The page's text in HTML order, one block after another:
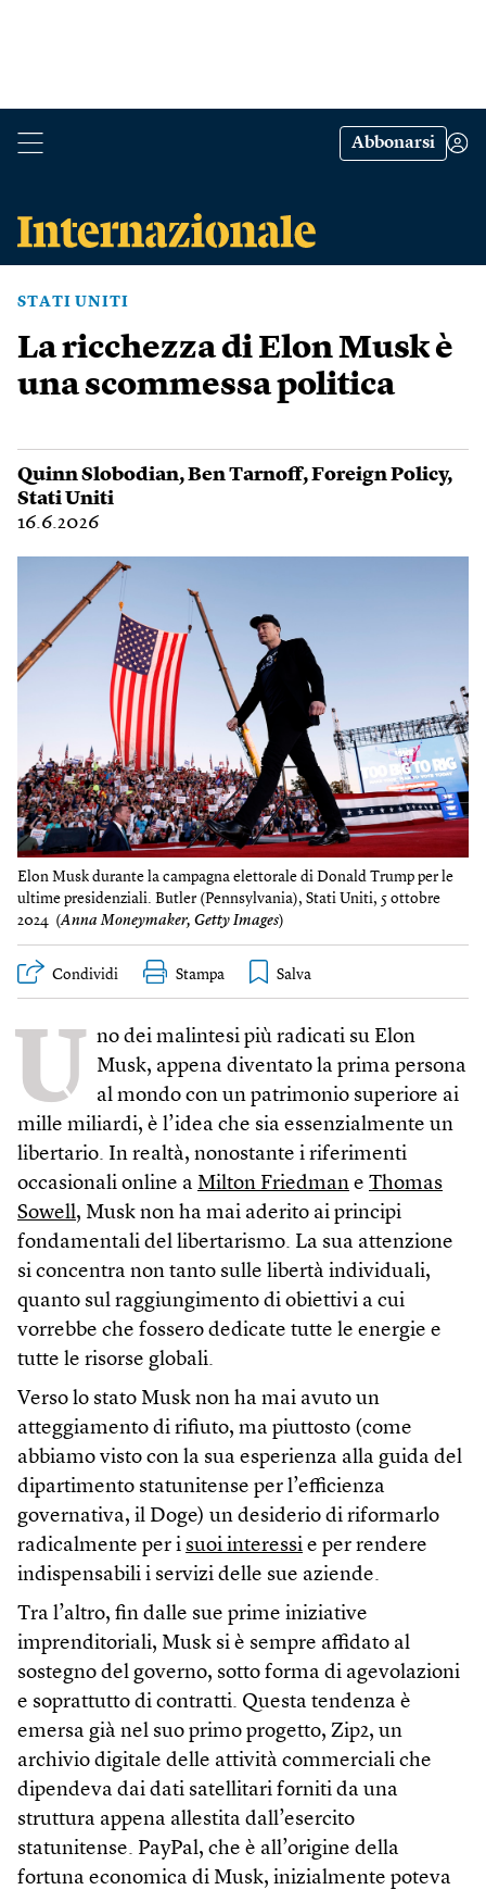
Abbonarsi
STATI UNITI
La ricchezza di Elon Musk è
una scommessa politica
Quinn Slobodian,Ben Tarnoff,Foreign Policy,
Stati Uniti
16.6.2026
Elon Musk durante la campagna elettorale di Donald Trump per le
ultime presidenziali. Butler (Pennsylvania), Stati Uniti, 5 ottobre
2024 (Anna Moneymaker, Getty Images)
Condividi Stampa
U no dei malintesi più radicati su Elon
Musk, appena diventato la prima persona
al mondo con un patrimonio superiore ai
mille miliardi, è l’idea che sia essenzialmente un
libertario. In realtà, nonostante i riferimenti
occasionali online a Milton Friedman e Thomas
Sowell, Musk non ha mai aderito ai principi
fondamentali del libertarismo. La sua attenzione
si concentra non tanto sulle libertà individuali,
quanto sul raggiungimento di obiettivi a cui
vorrebbe che fossero dedicate tutte le energie e
tutte le risorse globali.
Verso lo stato Musk non ha mai avuto un
atteggiamento di rifiuto, ma piuttosto (come
abbiamo visto con la sua esperienza alla guida del
dipartimento statunitense per l’efficienza
governativa, il Doge) un desiderio di riformarlo
radicalmente per i suoi interessi e per rendere
indispensabili i servizi delle sue aziende.
Tra l’altro, fin dalle sue prime iniziative
imprenditoriali, Musk si è sempre affidato al
sostegno del governo, sotto forma di agevolazioni
e soprattutto di contratti. Questa tendenza è
emersa già nel suo primo progetto, Zip2, un
archivio digitale delle attività commerciali che
dipendeva dai dati satellitari forniti da una
struttura appena allestita dall’esercito
statunitense. PayPal, che è all’origine della
fortuna economica di Musk, inizialmente poteva